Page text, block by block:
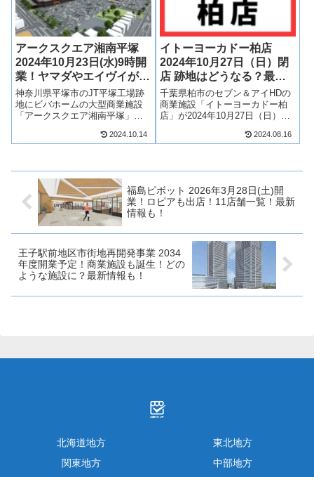
アークスクエア湘南平塚
2024年10月23日(水)9時開
業！ヤマダやエイヴイが出
店！全7テナント一覧！最
新情報も！
神奈川県平塚市のJT平塚工場跡
地にビバホームの大型商業施設
「アークスクエア湘南平塚」が
マダデンキとアークランドHDの
ム湘南平塚を核店舗にして7店...
2024.10.14
イトーヨーカドー柏店
2024年10月27日（日）閉
店 跡地はどうなる？最新
情報も！
千葉県柏市のセブン＆アイHDの
商業施設「イトーヨーカドー柏
店」が2024年10月27日（日）に
した。イトーヨーカドー柏店跡
について概要、テナントや求人
2024.08.16
福島ピボット 2026年3月28日(土)開
業！ロピアも出店！11店舗一覧！最新
情報も！
王子駅前地区市街地再開発事業 2034
年度開業予定！商業施設も誕生！どの
ような施設に？最新情報も！
北海道地方
東北地方
関東地方
中部地方